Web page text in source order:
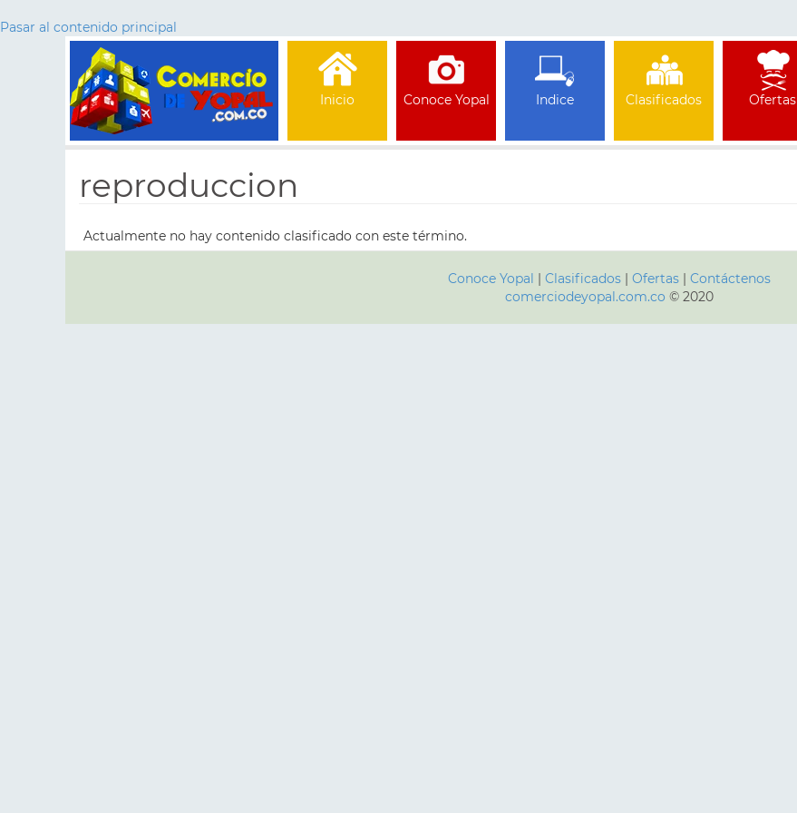
Pasar al contenido principal
Inicio Conoce Yopal Indice Clasificados Ofertas
reproduccion
Actualmente no hay contenido clasificado con este término.
Conoce Yopal | Clasificados | Ofertas | Contáctenos
comerciodeyopal.com.co © 2020